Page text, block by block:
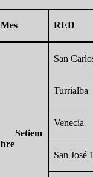
Mes RED
Setiem
bre
San
Turrialba
Venecia
San José 1